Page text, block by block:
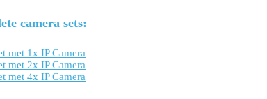
camera sets:
met 1x IP Camera
met 2x IP Camera
met 4x IP Camera